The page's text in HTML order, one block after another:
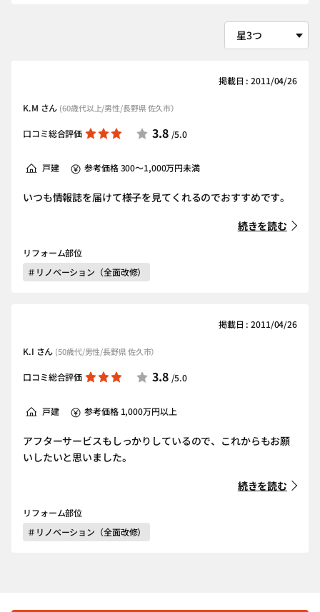
掲載日 : 2011/04/26
K.M さん (60歳代以上/男性/長野県 佐久市）
口コミ総合評価 3.8 /5.0
戸建 参考価格 300～1,000万円未満
いつも情報誌を届けて様子を見てくれるのでおすすめです。
続きを読む
リフォーム部位
＃リノベーション（全面改修）
掲載日 : 2011/04/26
K.I さん (50歳代/男性/長野県 佐久市）
口コミ総合評価 3.8 /5.0
戸建 参考価格 1,000万円以上
アフターサービスもしっかりしているので、これからもお願
いしたいと思いました。
続きを読む
リフォーム部位
＃リノベーション（全面改修）